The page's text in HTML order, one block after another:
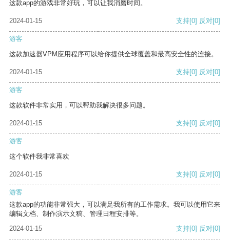
这款app的游戏非常好玩，可以让我消磨时间。
2024-01-15 支持[0] 反对[0]
游客
这款加速器VPM应用程序可以给你提供全球覆盖和最高安全性的连接。
2024-01-15 支持[0] 反对[0]
游客
这款软件非常实用，可以帮助我解决很多问题。
2024-01-15 支持[0] 反对[0]
游客
这个软件我非常喜欢
2024-01-15 支持[0] 反对[0]
游客
这款app的功能非常强大，可以满足我所有的工作需求。我可以使用它来
编辑文档、制作演示文稿、管理日程安排等。
2024-01-15
支持[0] 反对[0]